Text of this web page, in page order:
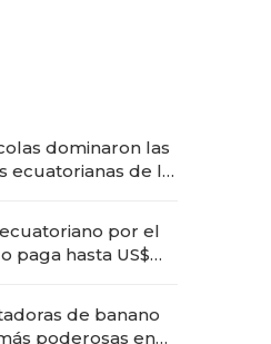
dominaron las
ecuatorianas de la
por el
paga hasta US$
de banano
poderosas en